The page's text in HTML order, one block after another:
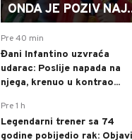
ONDA JE POZIV
Pre 40 min
Đani Infantino uzvraća
udarac: Poslije napada na
njega, krenuo u kontrao...
Pre 1 h
Legendarni trener sa 74
godine pobijedio rak: